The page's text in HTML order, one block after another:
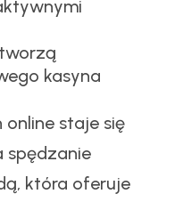
kasyna
staje się
spędzanie
która oferuje